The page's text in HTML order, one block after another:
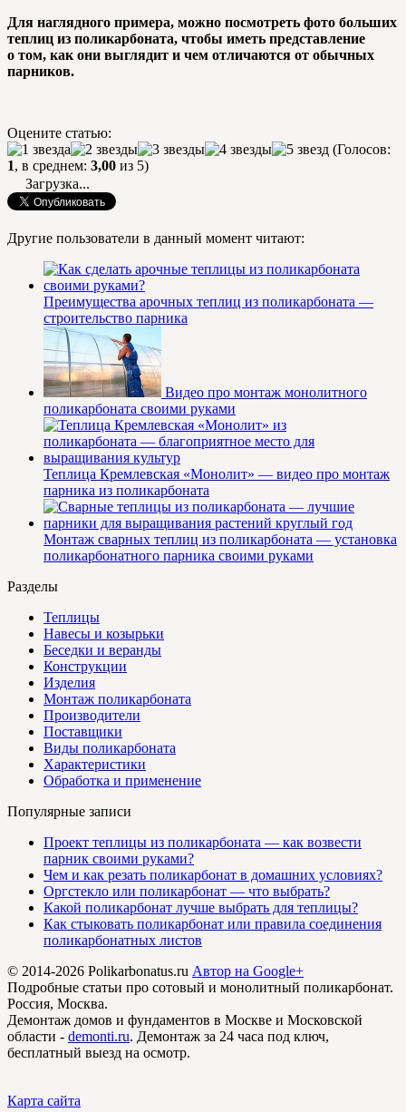
Для наглядного примера, можно посмотреть фото больших
теплиц из поликарбоната, чтобы иметь представление
о том, как они выглядит и чем отличаются от обычных
парников.
Оцените статью:
(Голосов:
1, в среднем: 3,00 из 5)
Загрузка...
Другие пользователи в данный момент читают:
Преимущества арочных теплиц из поликарбоната —
строительство парника
Видео про монтаж монолитного
поликарбоната своими руками
Теплица Кремлевская «Монолит» — видео про монтаж
парника из поликарбоната
Монтаж сварных теплиц из поликарбоната — установка
поликарбонатного парника своими руками
Разделы
Теплицы
Навесы и козырьки
Беседки и веранды
Конструкции
Изделия
Монтаж поликарбоната
Производители
Поставщики
Виды поликарбоната
Характеристики
Обработка и применение
Популярные записи
Проект теплицы из поликарбоната — как возвести
парник своими руками?
Чем и как резать поликарбонат в домашних условиях?
Оргстекло или поликарбонат — что выбрать?
Какой поликарбонат лучше выбрать для теплицы?
Как стыковать поликарбонат или правила соединения
поликарбонатных листов
© 2014-2026 Polikarbonatus.ru Автор на Google+
Подробные статьи про сотовый и монолитный поликарбонат.
Россия, Москва.
Демонтаж домов и фундаментов в Москве и Московской
области - demonti.ru. Демонтаж за 24 часа под ключ,
бесплатный выезд на осмотр.
Карта сайта